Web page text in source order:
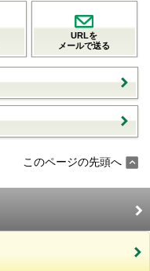
URLを
メールで送る
このページの先頭へ